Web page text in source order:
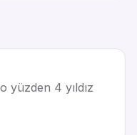
yüzden 4 yıldız